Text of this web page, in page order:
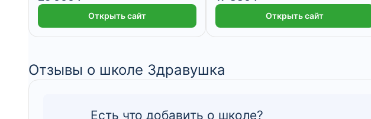
Открыть сайт Открыть сайт
Отзывы о школе Здравушка
Есть что добавить о школе?